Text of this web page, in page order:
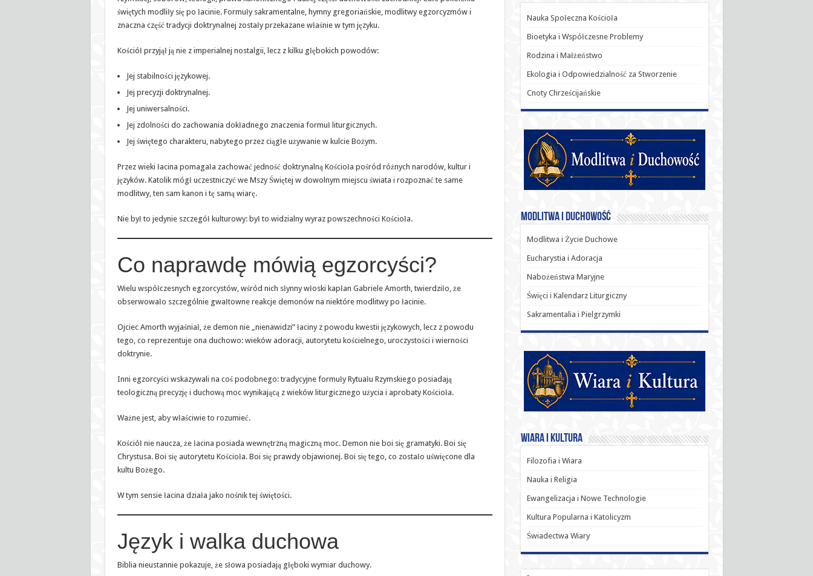
świętych modliły się po łacinie. Formuły sakramentalne, hymny gregoriańskie, modlitwy egzorcyzmów i
znaczna część tradycji doktrynalnej zostały przekazane właśnie w tym języku.
Kościół przyjął ją nie z imperialnej nostalgii, lecz z kilku głębokich powodów:
Jej stabilności językowej.
Jej precyzji doktrynalnej.
Jej uniwersalności.
Jej zdolności do zachowania dokładnego znaczenia formuł liturgicznych.
Jej świętego charakteru, nabytego przez ciągłe używanie w kulcie Bożym.
Przez wieki łacina pomagała zachować jedność doktrynalną Kościoła pośród różnych narodów, kultur i
języków. Katolik mógł uczestniczyć we Mszy Świętej w dowolnym miejscu świata i rozpoznać te same
modlitwy, ten sam kanon i tę samą wiarę.
Nie był to jedynie szczegół kulturowy: był to widzialny wyraz powszechności Kościoła.
Co naprawdę mówią egzorcyści?
Wielu współczesnych egzorcystów, wśród nich słynny włoski kapłan Gabriele Amorth, twierdziło, że
obserwowało szczególnie gwałtowne reakcje demonów na niektóre modlitwy po łacinie.
Ojciec Amorth wyjaśniał, że demon nie „nienawidzi” łaciny z powodu kwestii językowych, lecz z powodu
tego, co reprezentuje ona duchowo: wieków adoracji, autorytetu kościelnego, uroczystości i wierności
doktrynie.
Inni egzorcyści wskazywali na coś podobnego: tradycyjne formuły Rytuału Rzymskiego posiadają
teologiczną precyzję i duchową moc wynikającą z wieków liturgicznego użycia i aprobaty Kościoła.
Ważne jest, aby właściwie to rozumieć.
Kościół nie naucza, że łacina posiada wewnętrzną magiczną moc. Demon nie boi się gramatyki. Boi się
Chrystusa. Boi się autorytetu Kościoła. Boi się prawdy objawionej. Boi się tego, co zostało uświęcone dla
kultu Bożego.
W tym sensie łacina działa jako nośnik tej świętości.
Język i walka duchowa
Biblia nieustannie pokazuje, że słowa posiadają głęboki wymiar duchowy.
Nauka Społeczna Kościoła
Bioetyka i Współczesne Problemy
Rodzina i Małżeństwo
Ekologia i Odpowiedzialność za Stworzenie
Cnoty Chrześcijańskie
Modlitwa i Duchowość
Modlitwa i Życie Duchowe
Eucharystia i Adoracja
Nabożeństwa Maryjne
Święci i Kalendarz Liturgiczny
Sakramentalia i Pielgrzymki
Wiara i Kultura
Filozofia i Wiara
Nauka i Religia
Ewangelizacja i Nowe Technologie
Kultura Popularna i Katolicyzm
Świadectwa Wiary